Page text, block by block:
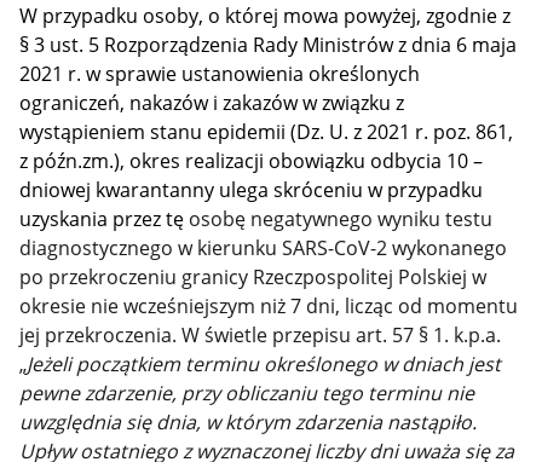
W przypadku osoby, o której mowa powyżej, zgodnie z
§ 3 ust. 5 Rozporządzenia Rady Ministrów z dnia 6 maja
2021 r. w sprawie ustanowienia określonych
ograniczeń, nakazów i zakazów w związku z
wystąpieniem stanu epidemii (Dz. U. z 2021 r. poz. 861,
z późn.zm.), okres realizacji obowiązku odbycia 10 –
dniowej kwarantanny ulega skróceniu w przypadku
uzyskania przez tę osobę negatywnego wyniku testu
diagnostycznego w kierunku SARS-CoV-2 wykonanego
po przekroczeniu granicy Rzeczpospolitej Polskiej w
okresie nie wcześniejszym niż 7 dni, licząc od momentu
jej przekroczenia. W świetle przepisu art. 57 § 1. k.p.a.
„Jeżeli początkiem terminu określonego w dniach jest
pewne zdarzenie, przy obliczaniu tego terminu nie
uwzględnia się dnia, w którym zdarzenia nastąpiło.
Upływ ostatniego z wyznaczonej liczby dni uważa się za